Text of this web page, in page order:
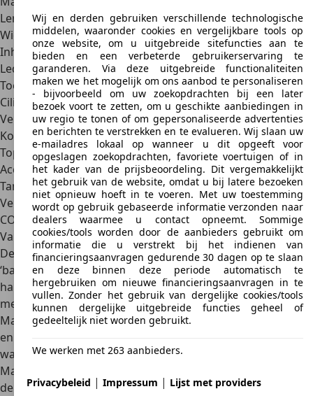
Lengte x breedte x hoogte
4,51 x 1,82 x 1,30 m
Wielbasis
2,66 m
Inhoud bagageruimte
340 l
Ledig gewicht
1.590-1.620 kg
Toelaatbaar totaalgewicht
Niet geregistreeerd
Cilinderinhoud
3.217 cm3
Vermogen
271 kW (370 pk)
Koppel
491 Nm
Topsnelheid
270-280 km/u
Acceleratie van 0 tot 100 km/u5,7-5,1 sec
Tankinhoud
90 l
Verbruik
16,2-18,1 l/100 km
CO₂-uitstoot
396-432 g/km
Varianten
De Maserati 3200 was leverbaar in drie uitvoeringen. Het
‘basismodel’ was deMaserati 3200 GTmet
handgeschakelde transmissie. Optioneel was een versie
met automaat. Dit model werd vaak aangeduid als de
Maserati 3200 GTA, ofMaserati 3200 GT Automatica
enige andere variant is de Maserati 3200 GT Assetto Corsa,
waarvan slechts 259 exemplaren zijn geproduceerd. De
Maserati
de reguliere Maserati 3200 GT, maar had een aangepast
Wij en derden gebruiken verschillende technologische
middelen, waaronder cookies en vergelijkbare tools op
onze website, om u uitgebreide sitefuncties aan te
bieden en een verbeterde gebruikerservaring te
garanderen. Via deze uitgebreide functionaliteiten
maken we het mogelijk om ons aanbod te personaliseren
- bijvoorbeeld om uw zoekopdrachten bij een later
bezoek voort te zetten, om u geschikte aanbiedingen in
uw regio te tonen of om gepersonaliseerde advertenties
en berichten te verstrekken en te evalueren. Wij slaan uw
e-mailadres lokaal op wanneer u dit opgeeft voor
opgeslagen zoekopdrachten, favoriete voertuigen of in
het kader van de prijsbeoordeling. Dit vergemakkelijkt
het gebruik van de website, omdat u bij latere bezoeken
niet opnieuw hoeft in te voeren. Met uw toestemming
wordt op gebruik gebaseerde informatie verzonden naar
dealers waarmee u contact opneemt. Sommige
cookies/tools worden door de aanbieders gebruikt om
informatie die u verstrekt bij het indienen van
financieringsaanvragen gedurende 30 dagen op te slaan
en deze binnen deze periode automatisch te
hergebruiken om nieuwe financieringsaanvragen in te
vullen. Zonder het gebruik van dergelijke cookies/tools
kunnen dergelijke uitgebreide functies geheel of
gedeeltelijk niet worden gebruikt.
We werken met 263 aanbieders.
Privacybeleid | Impressum | Lijst met providers